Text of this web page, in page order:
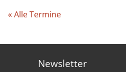
« Alle Termine
Newsletter